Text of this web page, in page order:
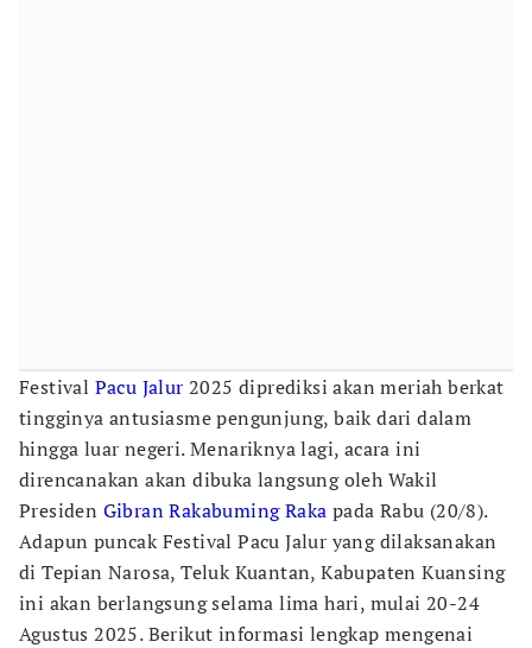
Festival Pacu Jalur 2025 diprediksi akan meriah berkat
tingginya antusiasme pengunjung, baik dari dalam
hingga luar negeri. Menariknya lagi, acara ini
direncanakan akan dibuka langsung oleh Wakil
Presiden Gibran Rakabuming Raka pada Rabu (20/8).
Adapun puncak Festival Pacu Jalur yang dilaksanakan
di Tepian Narosa, Teluk Kuantan, Kabupaten Kuansing
ini akan berlangsung selama lima hari, mulai 20-24
Agustus 2025. Berikut informasi lengkap mengenai